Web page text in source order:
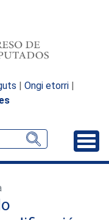
| Ongi etorri |